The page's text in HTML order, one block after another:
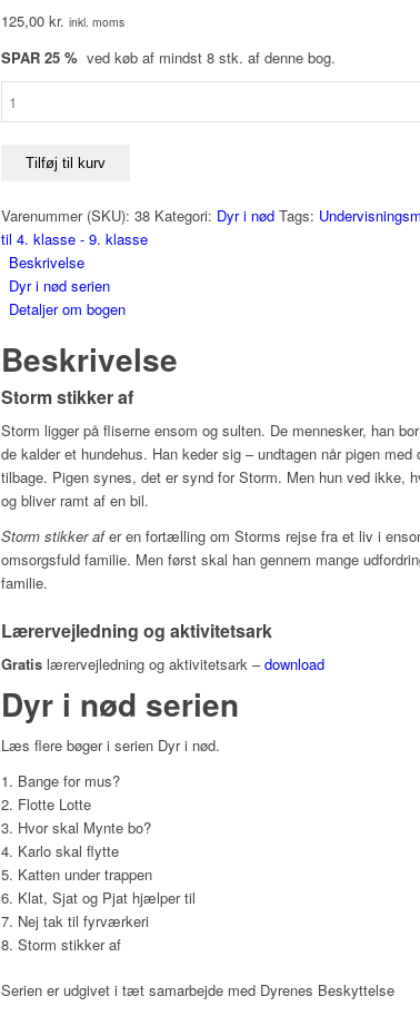
125,00 kr. inkl. moms
SPAR 25 % ved køb af mindst 8 stk. af denne bog.
antalTilføj til kurv
Varenummer (SKU): 38 Kategori: Dyr i nød Tags:
til 4. klasse - 9. klasse
Beskrivelse
Dyr i nød serien
Detaljer om bogen
Beskrivelse
Storm stikker af
Storm ligger på fliserne ensom og sulten. De mennesker, han
de kalder et hundehus. Han keder sig – undtagen når pigen
tilbage. Pigen synes, det er synd for Storm. Men hun ved
og bliver ramt af en bil.
Storm stikker afer en fortælling om Storms rejse fra et liv i
omsorgsfuld familie. Men først skal han gennem mange
familie.
Lærervejledning og aktivitetsark
Gratis lærervejledning og aktivitetsark –download
Dyr i nød serien
Læs flere bøger i serien Dyr i nød.
Bange for mus?
Flotte Lotte
Hvor skal Mynte bo?
Karlo skal flytte
Katten under trappen
Klat, Sjat og Pjat hjælper til
Nej tak til fyrværkeri
Storm stikker af
Serien er udgivet i tæt samarbejde med Dyrenes Beskyttelse